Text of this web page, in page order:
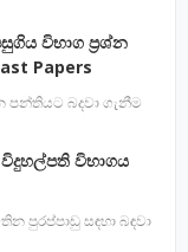
විභාග ප්‍රශ්න
Papers
පන්තියට බදවා ගැනීම
විභාගය
පුරප්පාඩු සඳහා බඳවා